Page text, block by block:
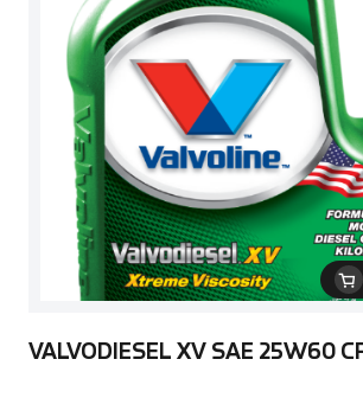
VALVODIESEL XV SAE 25W60